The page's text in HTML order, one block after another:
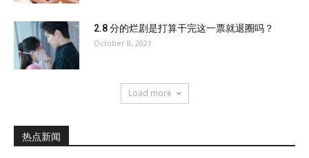
2.8 分的烂剧是打算干完这一票就退圈吗？
October 8, 2021
Load more
热点新闻